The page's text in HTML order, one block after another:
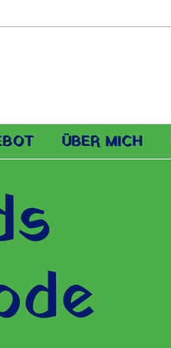
ÜBER MICH